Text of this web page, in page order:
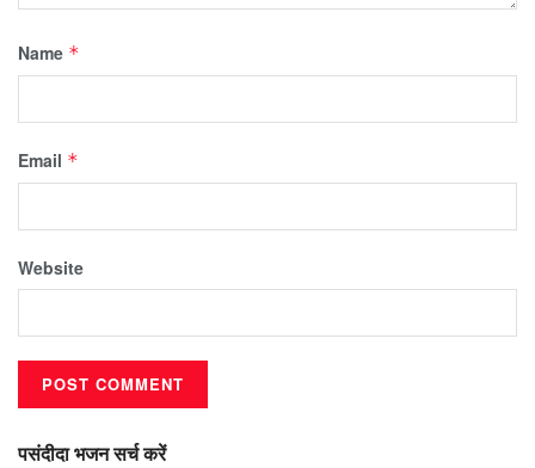
Name *
Email *
Website
पसंदीदा भजन सर्च करें